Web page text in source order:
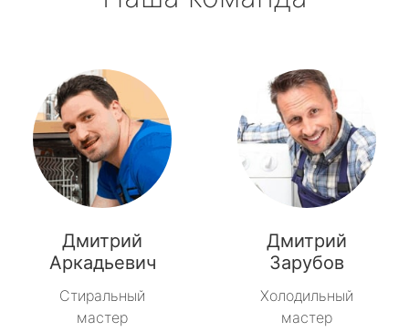
Дмитрий
Аркадьевич
Стиральный
мастер
Дмитрий
Зарубов
Холодильный
мастер